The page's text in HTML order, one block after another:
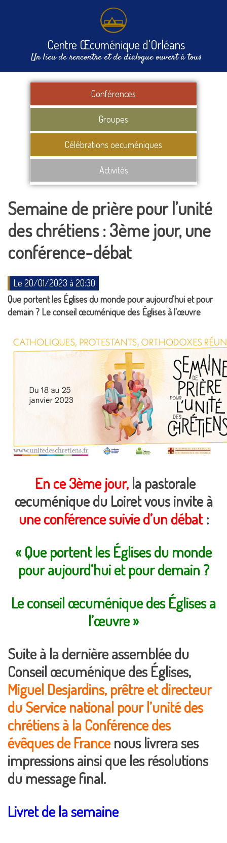
Centre Œcuménique d'Orléans
Un lieu de rencontre et de dialogue ouvert à tous
Conférences
Groupes
Célébrations oecuméniques
Activités
Semaine de prière pour l’unité
des chrétiens : 3ème jour, une
conférence-débat
Le 20/01/2023 à 20:30
Que portent les Églises du monde pour aujourd'hui et pour
demain ? Le conseil œcuménique des Églises à l'œuvre
En ce 3ème jour,la pastorale
œcuménique du Loiret vous invite à
une conférence suivie d’un débat:
« Que portent les Églises du monde
pour aujourd’hui et pour demain ?
Le conseil œcuménique des Églises a
l’œuvre »
Suite à la dernière assemblée du
Conseil œcuménique des Églises,
Miguel Desjardins, prêtre et directeur
du Service national pour l’unité des
chrétiens à la Conférence des
évêques de Francenous livrera ses
impressions ainsi que les résolutions
du message final.
Livret de la semaine